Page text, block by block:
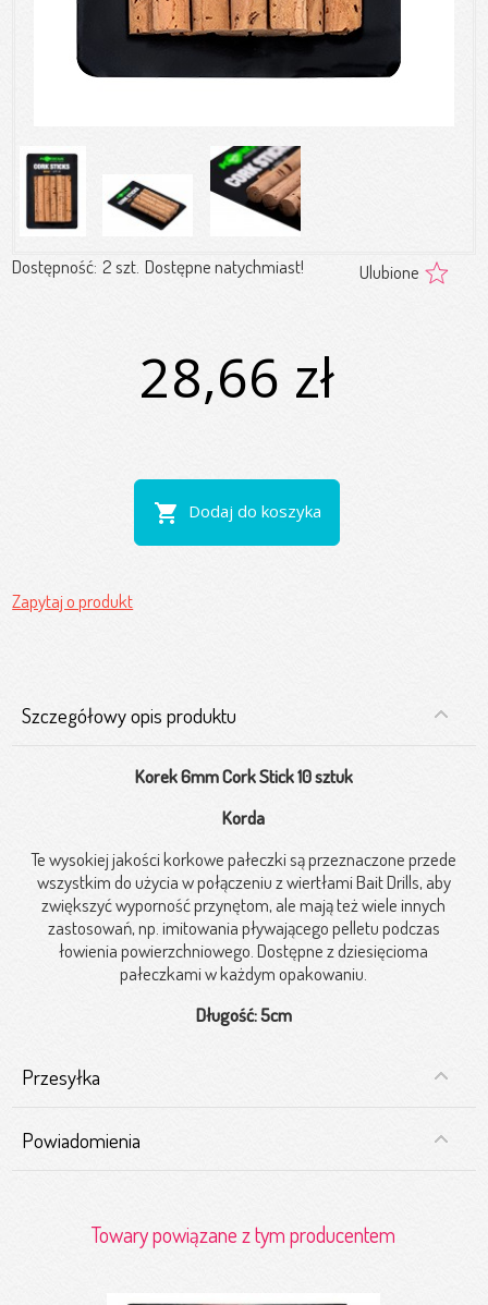
Dostępność: 2 szt. Dostępne natychmiast! Ulubione
28,66 zł
shopping_cart Dodaj do koszyka
Zapytaj o produkt
Szczegółowy opis produktu
Korek 6mm Cork Stick 10 sztuk
Korda
Te wysokiej jakości korkowe pałeczki są przeznaczone przede
wszystkim do użycia w połączeniu z wiertłami Bait Drills, aby
zwiększyć wyporność przynętom, ale mają też wiele innych
zastosowań, np. imitowania pływającego pelletu podczas
łowienia powierzchniowego. Dostępne z dziesięcioma
pałeczkami w każdym opakowaniu.
Długość: 5cm
Przesyłka
Powiadomienia
Towary powiązane z tym producentem